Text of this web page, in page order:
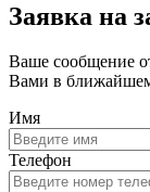
Заявка на
Ваше сообщение
Вами в
Имя
Телефон